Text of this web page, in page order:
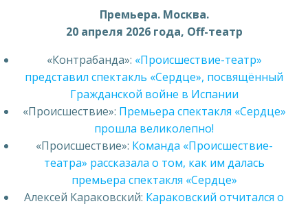
Премьера. Москва.
20 апреля 2026 года, Off-театр
«Контрабанда»: «Происшествие-театр»
представил спектакль «Сердце», посвящённый
Гражданской войне в Испании
«Происшествие»: Премьера спектакля «Сердце»
прошла великолепно!
«Происшествие»: Команда «Происшествие-
театра» рассказала о том, как им далась
премьера спектакля «Сердце»
Алексей Караковский: Караковский отчитался о